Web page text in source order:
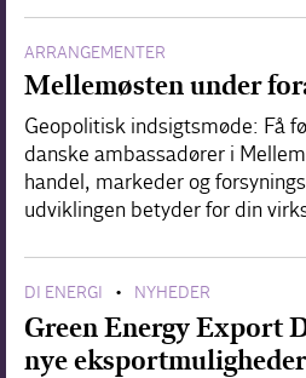
ARRANGEMENTER
Mellemøsten under
Geopolitisk indsigtsmøde: Få
danske ambassadører i
handel, markeder og
udviklingen betyder for din
DI ENERGI • NYHEDER
Green Energy Export
nye eksportmuligheder